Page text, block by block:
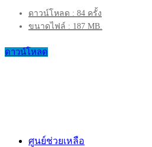
ดาวน์โหลด : 84 ครั้ง
ขนาดไฟล์ : 187 MB.
ดาวน์โหลด
ศูนย์ช่วยเหลือ